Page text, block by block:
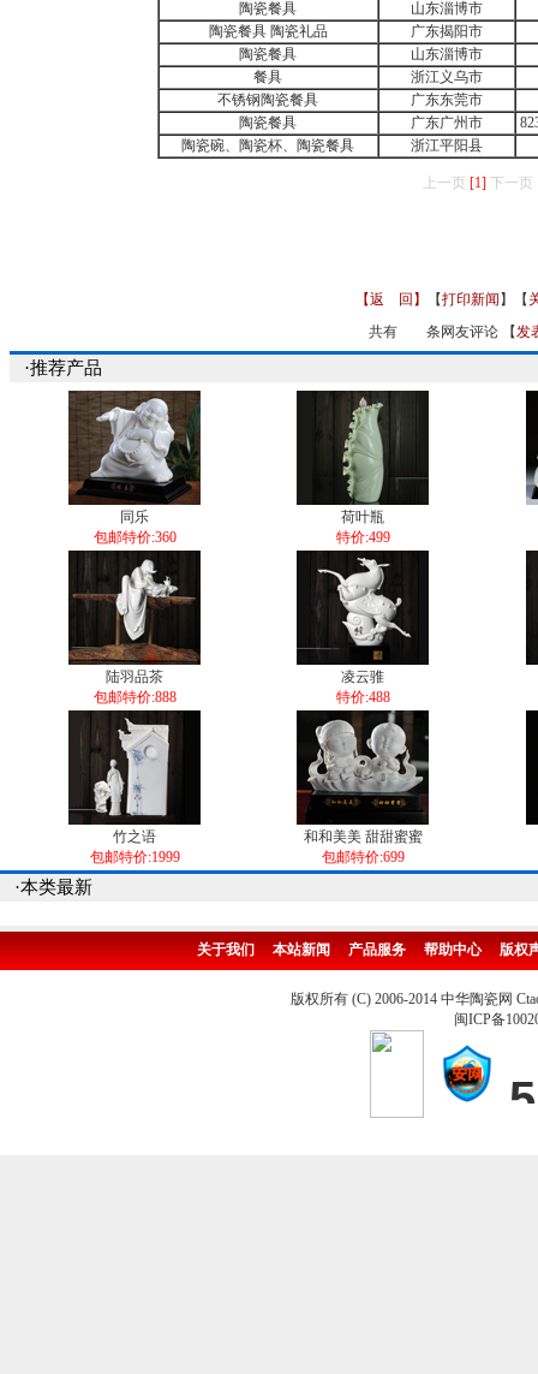
陶瓷餐具
山东淄博市
陶瓷餐具 陶瓷礼品
广东揭阳市
陶瓷餐具
山东淄博市
餐具
浙江义乌市
不锈钢陶瓷餐具
广东东莞市
陶瓷餐具
广东广州市
陶瓷碗、陶瓷杯、陶瓷餐具
浙江平阳县
上一页 [1] 下一页
【返 回】 【打印新闻 】【
共有
条网友评论 【发
·推荐产品
同乐
包邮特价:360
荷叶瓶
特价:499
陆羽品茶
包邮特价:888
凌云骓
特价:488
竹之语
包邮特价:1999
和和美美 甜甜蜜蜜
包邮特价:699
·本类最新
关于我们 本站新闻 产品服务 帮助中心 版权
版权所有 (C) 2006-2014 中华陶瓷网
闽ICP备